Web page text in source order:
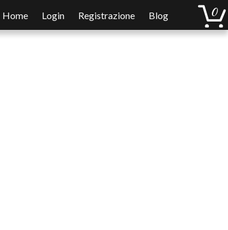
Home Login Registrazione Blog